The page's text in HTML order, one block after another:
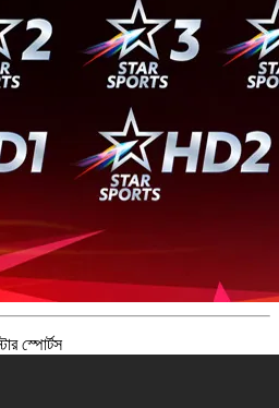
স্পোর্টস